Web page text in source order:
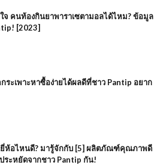
จ คนท้องกินยาพาราเซตามอลได้ไหม? ข้อมูล
[2023]
ระเพาะหาซื้อง่ายได้ผลดีที่ชาว Pantip อยาก
ห้อไหนดี? มารู้จักกับ [5] ผลิตภัณฑ์คุณภาพดี
ระหยัดจากชาว Pantip กัน!